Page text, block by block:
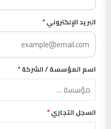
البريد الإلكتروني*
اسم المؤسسة / الشركة*
السجل التجاري*